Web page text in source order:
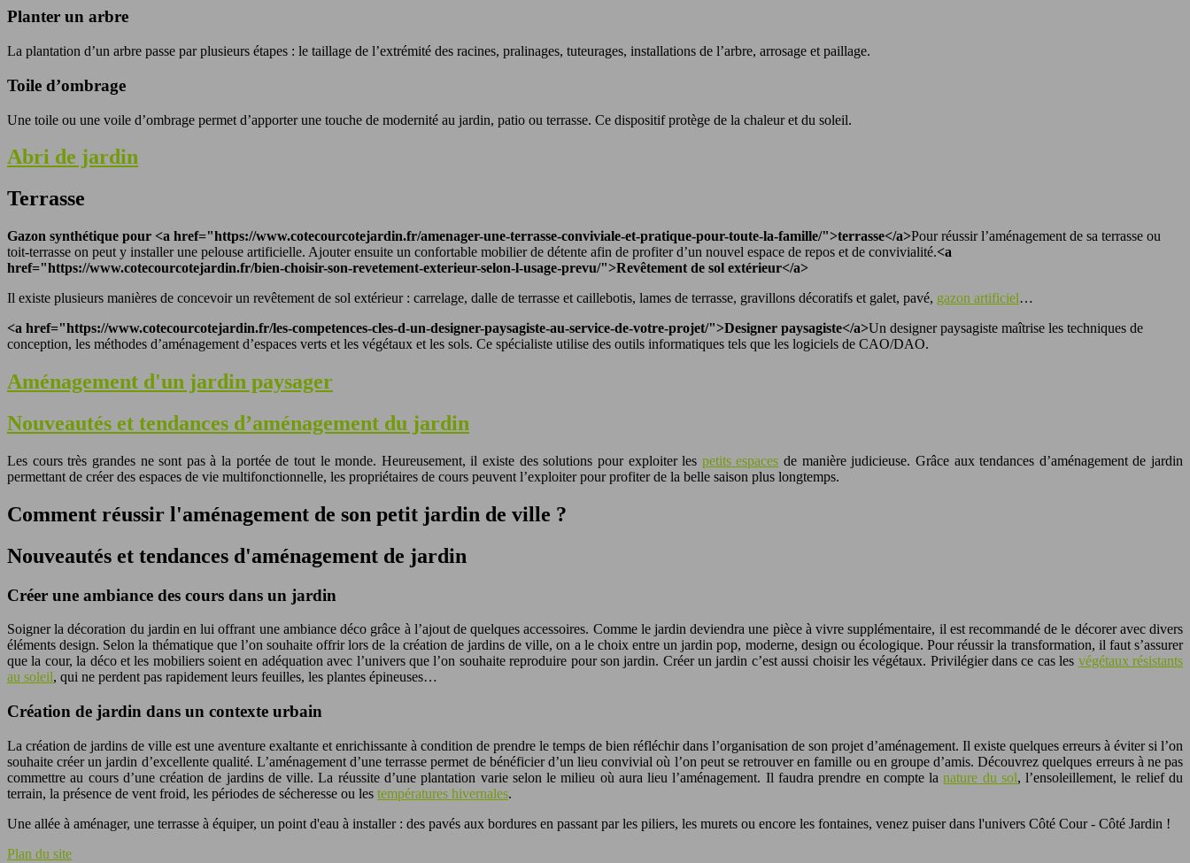
Planter un arbre
La plantation d’un arbre passe par plusieurs étapes : le taillage de l’extrémité des racines, pralinages, tuteurages, installations de l’arbre, arrosage et paillage.
Toile d’ombrage
Une toile ou une voile d’ombrage permet d’apporter une touche de modernité au jardin, patio ou terrasse. Ce dispositif protège de la chaleur et du soleil.
Abri de jardin
Terrasse
Gazon synthétique pour <a href="https://www.cotecourcotejardin.fr/amenager-une-terrasse-conviviale-et-pratique-pour-toute-la-famille/">terrasse</a>Pour réussir l’aménagement de sa terrasse ou
toit-terrasse on peut y installer une pelouse artificielle. Ajouter ensuite un confortable mobilier de détente afin de profiter d’un nouvel espace de repos et de convivialité.<a
href="https://www.cotecourcotejardin.fr/bien-choisir-son-revetement-exterieur-selon-l-usage-prevu/">Revêtement de sol extérieur</a>
Il existe plusieurs manières de concevoir un revêtement de sol extérieur : carrelage, dalle de terrasse et caillebotis, lames de terrasse, gravillons décoratifs et galet, pavé, gazon artificiel…
<a href="https://www.cotecourcotejardin.fr/les-competences-cles-d-un-designer-paysagiste-au-service-de-votre-projet/">Designer paysagiste</a>Un designer paysagiste maîtrise les techniques de
conception, les méthodes d’aménagement d’espaces verts et les végétaux et les sols. Ce spécialiste utilise des outils informatiques tels que les logiciels de CAO/DAO.
Aménagement d'un jardin paysager
Nouveautés et tendances d’aménagement du jardin
Les cours très grandes ne sont pas à la portée de tout le monde. Heureusement, il existe des solutions pour exploiter les petits espaces de manière judicieuse. Grâce aux tendances d’aménagement de jardin
permettant de créer des espaces de vie multifonctionnelle, les propriétaires de cours peuvent l’exploiter pour profiter de la belle saison plus longtemps.
Comment réussir l'aménagement de son petit jardin de ville ?
Nouveautés et tendances d'aménagement de jardin
Créer une ambiance des cours dans un jardin
Soigner la décoration du jardin en lui offrant une ambiance déco grâce à l’ajout de quelques accessoires. Comme le jardin deviendra une pièce à vivre supplémentaire, il est recommandé de le décorer avec divers
éléments design. Selon la thématique que l’on souhaite offrir lors de la création de jardins de ville, on a le choix entre un jardin pop, moderne, design ou écologique. Pour réussir la transformation, il faut s’assurer
que la cour, la déco et les mobiliers soient en adéquation avec l’univers que l’on souhaite reproduire pour son jardin. Créer un jardin c’est aussi choisir les végétaux. Privilégier dans ce cas les végétaux résistants
au soleil, qui ne perdent pas rapidement leurs feuilles, les plantes épineuses…
Création de jardin dans un contexte urbain
La création de jardins de ville est une aventure exaltante et enrichissante à condition de prendre le temps de bien réfléchir dans l’organisation de son projet d’aménagement. Il existe quelques erreurs à éviter si l’on
souhaite créer un jardin d’excellente qualité. L’aménagement d’une terrasse permet de bénéficier d’un lieu convivial où l’on peut se retrouver en famille ou en groupe d’amis. Découvrez quelques erreurs à ne pas
commettre au cours d’une création de jardins de ville. La réussite d’une plantation varie selon le milieu où aura lieu l’aménagement. Il faudra prendre en compte lanature du sol, l’ensoleillement, le relief du
terrain, la présence de vent froid, les périodes de sécheresse ou les températures hivernales.
Une allée à aménager, une terrasse à équiper, un point d'eau à installer : des pavés aux bordures en passant par les piliers, les murets ou encore les fontaines, venez puiser dans l'univers Côté Cour - Côté Jardin !
Plan du site